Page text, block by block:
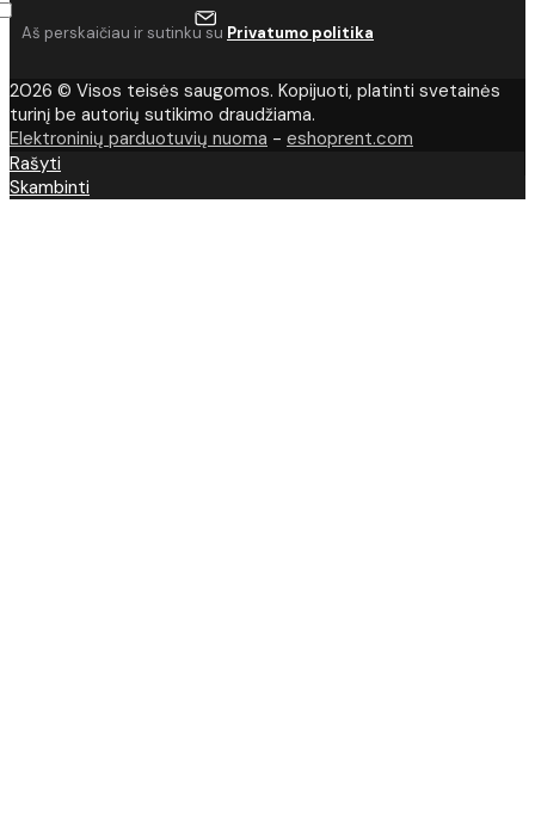
Aš perskaičiau ir sutinku su Privatumo politika
2026 © Visos teisės saugomos. Kopijuoti, platinti svetainės
turinį be autorių sutikimo draudžiama.
Elektroninių parduotuvių nuoma - eshoprent.com
Rašyti
Skambinti